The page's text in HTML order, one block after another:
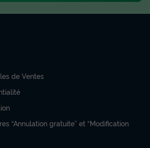
de Ventes
“Annulation gratuite” et “Modification